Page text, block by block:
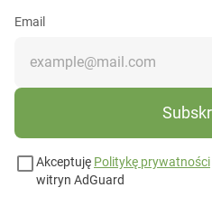
Email
Akceptuję Politykę prywatności
witryn AdGuard